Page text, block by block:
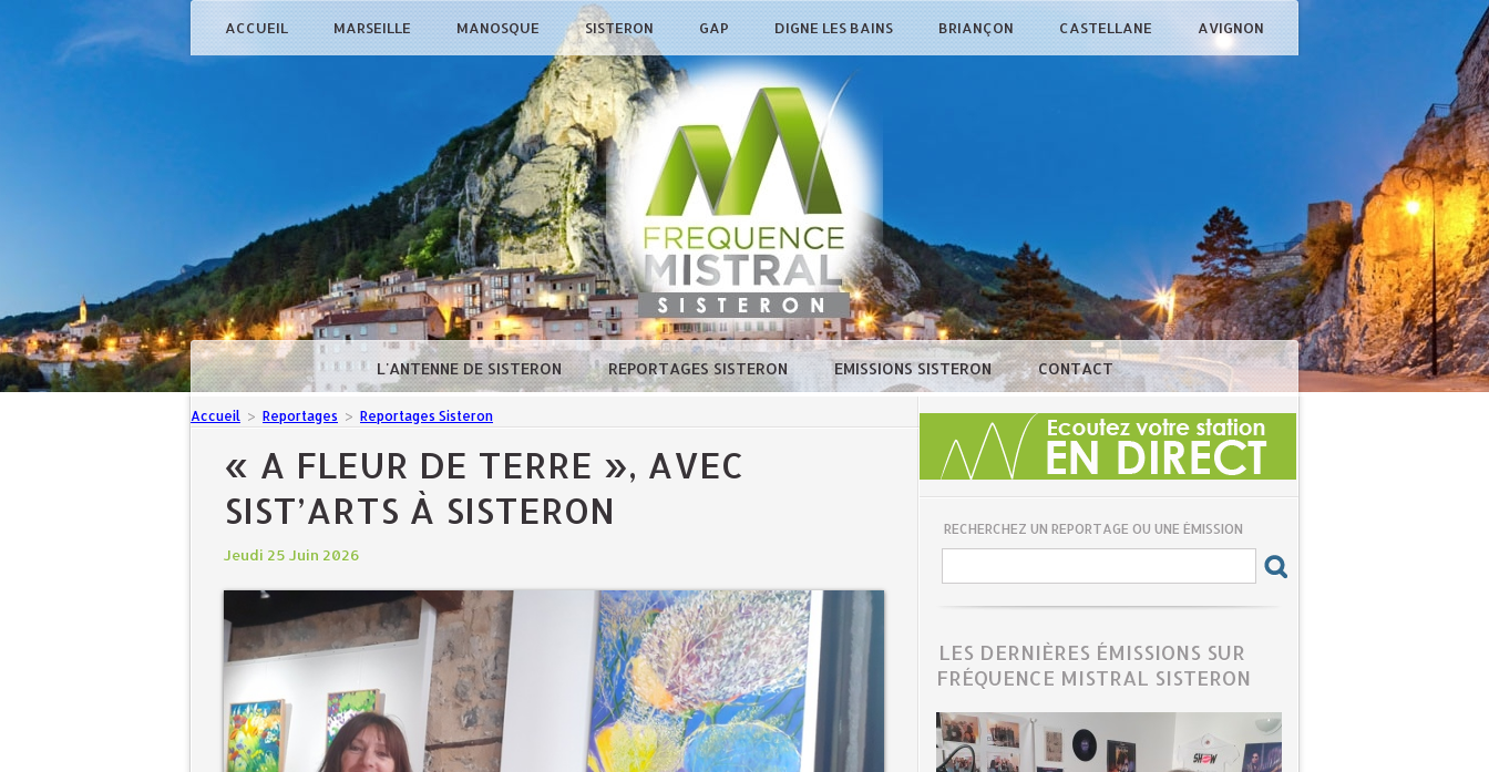
ACCUEIL MARSEILLE MANOSQUE SISTERON GAP DIGNE LES BAINS BRIANÇON CASTELLANE AVIGNON
L'ANTENNE DE SISTERON REPORTAGES SISTERON EMISSIONS SISTERON CONTACT
Accueil > Reportages > Reportages Sisteron
« A FLEUR DE TERRE », AVEC
SIST’ARTS À SISTERON
Jeudi 25 Juin 2026
RECHERCHEZ UN REPORTAGE OU UNE ÉMISSION
LES DERNIÈRES ÉMISSIONS SUR
FRÉQUENCE MISTRAL SISTERON